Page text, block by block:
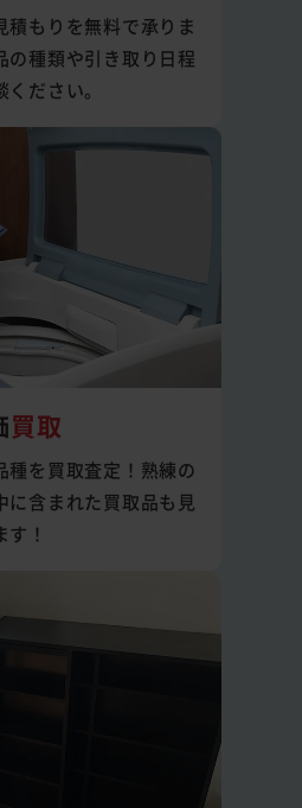
積もりを無料で承りま
の種類や引き取り日程
ださい。
買取
種を買取査定！熟練の
に含まれた買取品も見
！